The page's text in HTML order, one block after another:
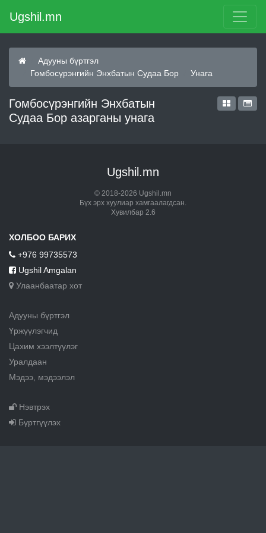
Ugshil.mn
Адууны бүртгэл
Гомбосүрэнгийн Энхбатын Судаа Бор
Унага
Гомбосүрэнгийн Энхбатын
Судаа Бор азарганы унага
Ugshil.mn
© 2018-2026 Ugshil.mn
Бүх эрх хуулиар хамгаалагдсан.
Хувилбар 2.6
ХОЛБОО БАРИХ
+976 99735573
Ugshil Amgalan
Улаанбаатар хот
Адууны бүртгэл
Үржүүлэгчид
Цахим хээлтүүлэг
Уралдаан
Мэдээ, мэдээлэл
Нэвтрэх
Бүртгүүлэх